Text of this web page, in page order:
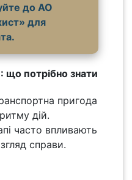
до АО
для
що потрібно знати
пригода
дій.
часто впливають
справи.